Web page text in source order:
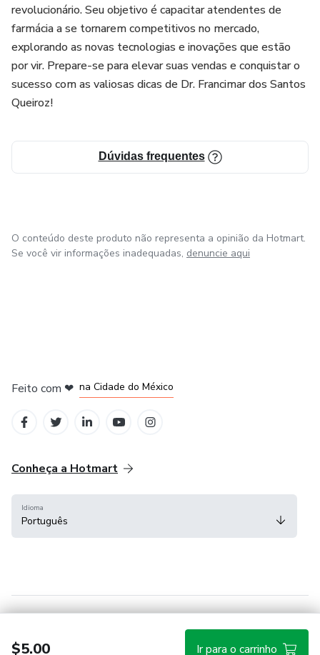
revolucionário. Seu objetivo é capacitar atendentes de
farmácia a se tornarem competitivos no mercado,
explorando as novas tecnologias e inovações que estão
por vir. Prepare-se para elevar suas vendas e conquistar o
sucesso com as valiosas dicas de Dr. Francimar dos Santos
Queiroz!
Dúvidas frequentes
$5.00 Ir para o carrinho
O conteúdo deste produto não representa a opinião da Hotmart.
Se você vir informações inadequadas, denuncie aqui
Feito com ❤ na Cidade do México
Conheça a Hotmart
Idioma
Português